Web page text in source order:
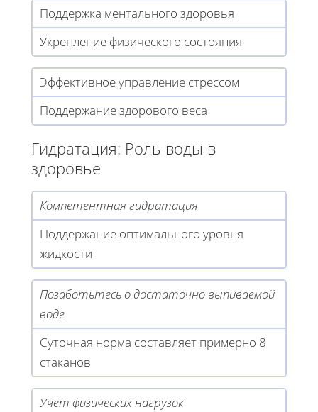
Поддержка ментального здоровья
Укрепление физического состояния
Эффективное управление стрессом
Поддержание здорового веса
Гидратация: Роль воды в
здоровье
Компетентная гидратация
Поддержание оптимального уровня
жидкости
Позаботьтесь о достаточно выпиваемой
воде
Суточная норма составляет примерно 8
стаканов
Учет физических нагрузок